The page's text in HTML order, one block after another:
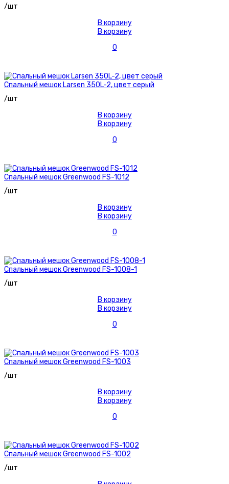
/шт
В корзину
В корзину
0
Спальный мешок Larsen 350L-2, цвет серый
/шт
В корзину
В корзину
0
Спальный мешок Greenwood FS-1012
/шт
В корзину
В корзину
0
Спальный мешок Greenwood FS-1008-1
/шт
В корзину
В корзину
0
Спальный мешок Greenwood FS-1003
/шт
В корзину
В корзину
0
Спальный мешок Greenwood FS-1002
/шт